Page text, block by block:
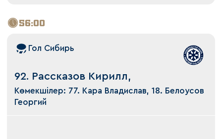
56:00
Гол Сибирь
92. Рассказов Кирилл,
Көмекшілер: 77. Кара Владислав, 18. Белоусов
Георгий